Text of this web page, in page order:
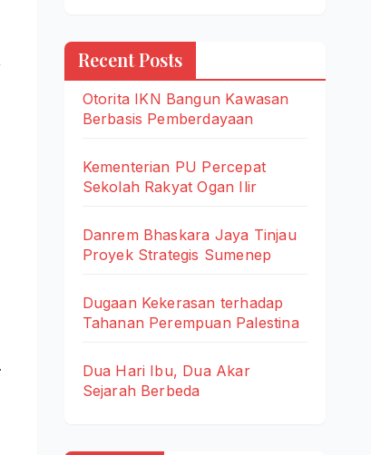
Recent Posts
Otorita IKN Bangun Kawasan
Berbasis Pemberdayaan
Kementerian PU Percepat
Sekolah Rakyat Ogan Ilir
Danrem Bhaskara Jaya Tinjau
Proyek Strategis Sumenep
Dugaan Kekerasan terhadap
Tahanan Perempuan Palestina
Dua Hari Ibu, Dua Akar
Sejarah Berbeda